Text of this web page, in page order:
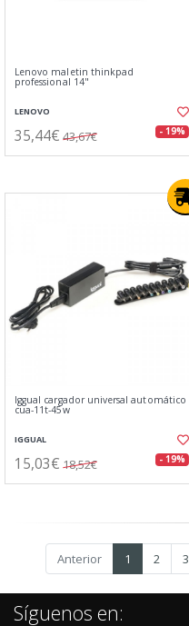
Lenovo maletin thinkpad
professional 14"
LENOVO
35,44€ 43,67€ - 19%
Iggual cargador universal automático
cua-11t-45w
IGGUAL
15,03€ 18,52€ - 19%
Anterior 1 2 3
Síguenos en: